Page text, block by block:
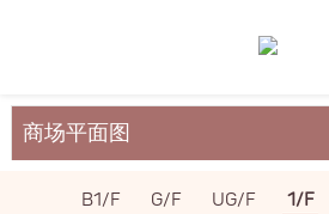
商场平面图
关于裕民坊
B1/F G/F UG/F 1/F